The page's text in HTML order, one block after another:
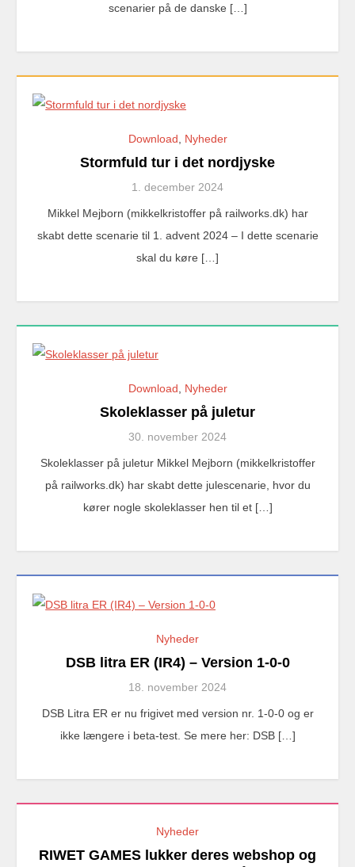
scenarier på de danske […]
Download Nyheder
Stormfuld tur i det nordjyske
1. december 2024
Mikkel Mejborn (mikkelkristoffer på railworks.dk) har
skabt dette scenarie til 1. advent 2024 – I dette scenarie
skal du køre […]
Download, Nyheder
Skoleklasser på juletur
30. november 2024
Skoleklasser på juletur Mikkel Mejborn (mikkelkristoffer
på railworks.dk) har skabt dette julescenarie, hvor du
kører nogle skoleklasser hen til et […]
Nyheder
DSB litra ER (IR4) – Version 1-0-0
18. november 2024
DSB Litra ER er nu frigivet med version nr. 1-0-0 og er
ikke længere i beta-test. Se mere her: DSB […]
Nyheder
RIWET GAMES lukker deres webshop og